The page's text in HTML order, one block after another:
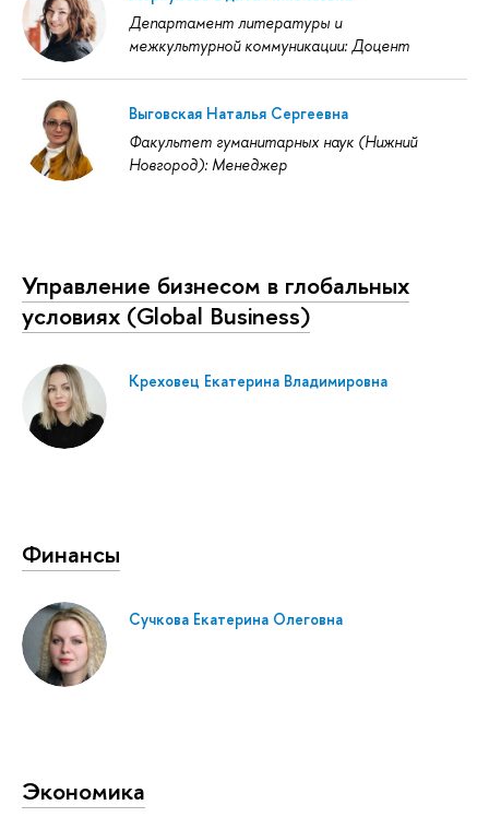
Департамент литературы и
межкультурной коммуникации: Доцент
Выговская Наталья Сергеевна
Факультет гуманитарных наук (Нижний
Новгород): Менеджер
Управление бизнесом в глобальных
условиях (Global Business)
Креховец Екатерина Владимировна
Финансы
Сучкова Екатерина Олеговна
Экономика